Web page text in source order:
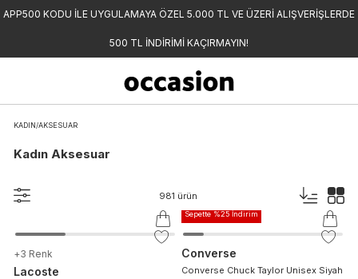
APP500 KODU İLE UYGULAMAYA ÖZEL 5.000 TL VE ÜZERİ ALIŞVERİŞLERDE
500 TL İNDİRİMİ KAÇIRMAYIN!
KADIN/AKSESUAR
Kadın Aksesuar
981 ürün
+3 Renk
Lacoste
-%25
Sepette %25 İndirim
Converse
Converse Chuck Taylor Unisex Siyah